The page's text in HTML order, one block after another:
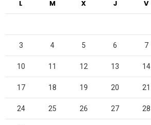
L M X J V
3 4 5 6 7
10 11 12 13 14
17 18 19 20 21
24 25 26 27 28